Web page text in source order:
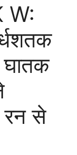
W:
घातक
रन से